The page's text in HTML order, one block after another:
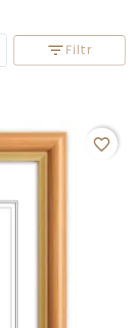
filter_listFiltr
favorite_border